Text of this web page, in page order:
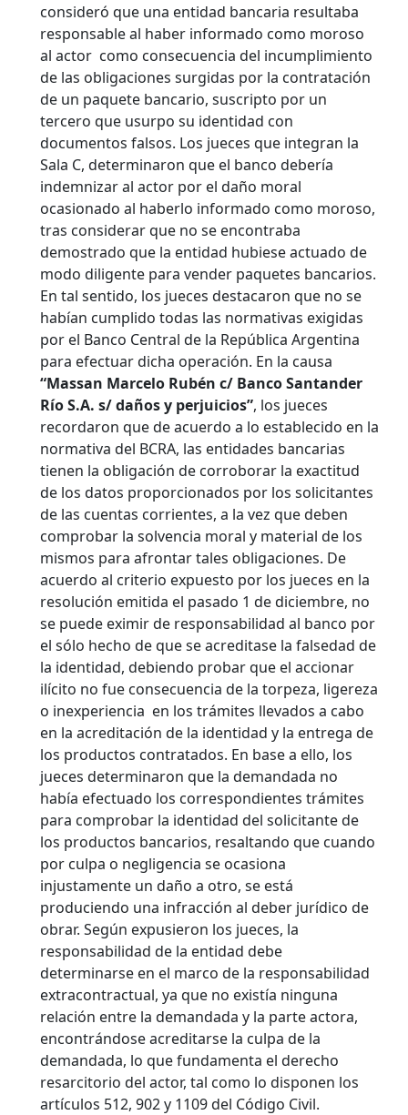
consideró que una entidad bancaria resultaba
responsable al haber informado como moroso
al actor como consecuencia del incumplimiento
de las obligaciones surgidas por la contratación
de un paquete bancario, suscripto por un
tercero que usurpo su identidad con
documentos falsos. Los jueces que integran la
Sala C, determinaron que el banco debería
indemnizar al actor por el daño moral
ocasionado al haberlo informado como moroso,
tras considerar que no se encontraba
demostrado que la entidad hubiese actuado de
modo diligente para vender paquetes bancarios.
En tal sentido, los jueces destacaron que no se
habían cumplido todas las normativas exigidas
por el Banco Central de la República Argentina
para efectuar dicha operación. En la causa
“Massan Marcelo Rubén c/ Banco Santander
Río S.A. s/ daños y perjuicios”, los jueces
recordaron que de acuerdo a lo establecido en la
normativa del BCRA, las entidades bancarias
tienen la obligación de corroborar la exactitud
de los datos proporcionados por los solicitantes
de las cuentas corrientes, a la vez que deben
comprobar la solvencia moral y material de los
mismos para afrontar tales obligaciones. De
acuerdo al criterio expuesto por los jueces en la
resolución emitida el pasado 1 de diciembre, no
se puede eximir de responsabilidad al banco por
el sólo hecho de que se acreditase la falsedad de
la identidad, debiendo probar que el accionar
ilícito no fue consecuencia de la torpeza, ligereza
o inexperiencia en los trámites llevados a cabo
en la acreditación de la identidad y la entrega de
los productos contratados. En base a ello, los
jueces determinaron que la demandada no
había efectuado los correspondientes trámites
para comprobar la identidad del solicitante de
los productos bancarios, resaltando que cuando
por culpa o negligencia se ocasiona
injustamente un daño a otro, se está
produciendo una infracción al deber jurídico de
obrar. Según expusieron los jueces, la
responsabilidad de la entidad debe
determinarse en el marco de la responsabilidad
extracontractual, ya que no existía ninguna
relación entre la demandada y la parte actora,
encontrándose acreditarse la culpa de la
demandada, lo que fundamenta el derecho
resarcitorio del actor, tal como lo disponen los
artículos 512, 902 y 1109 del Código Civil.